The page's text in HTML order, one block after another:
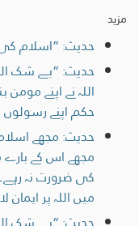
مزید
حدیث: ”اسلام کی
حدیث: ”بے شک
اللہ نے اپنے
حکم اپنے رسولوں
حدیث: مجھے
مجھے اس کے
کی ضرورت نہ
میں اللہ پر ایمان